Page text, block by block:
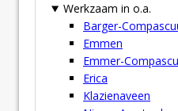
Werkzaam in o.a.
Barger-
Emmen
Emmer-
Erica
Klazienaveen